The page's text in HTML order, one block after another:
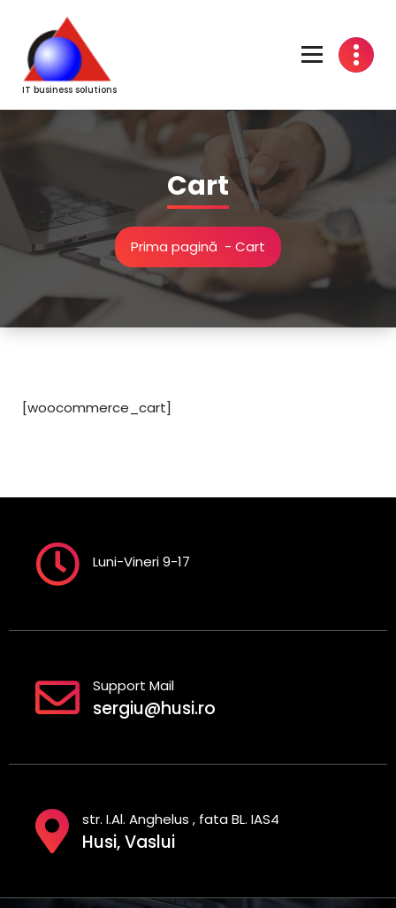
conținut
IT business solutions
Cart
Prima pagină - Cart
[woocommerce_cart]
Luni-Vineri 9-17
Support Mail
sergiu@husi.ro
str. I.Al. Anghelus , fata BL. IAS4
Husi, Vaslui